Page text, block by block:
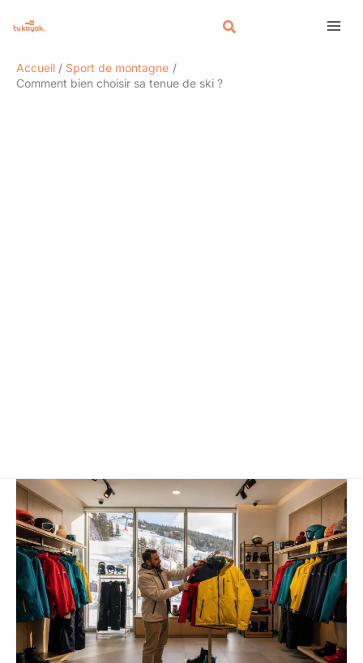
Accueil
Sport de montagne
Comment bien choisir sa tenue de ski ?